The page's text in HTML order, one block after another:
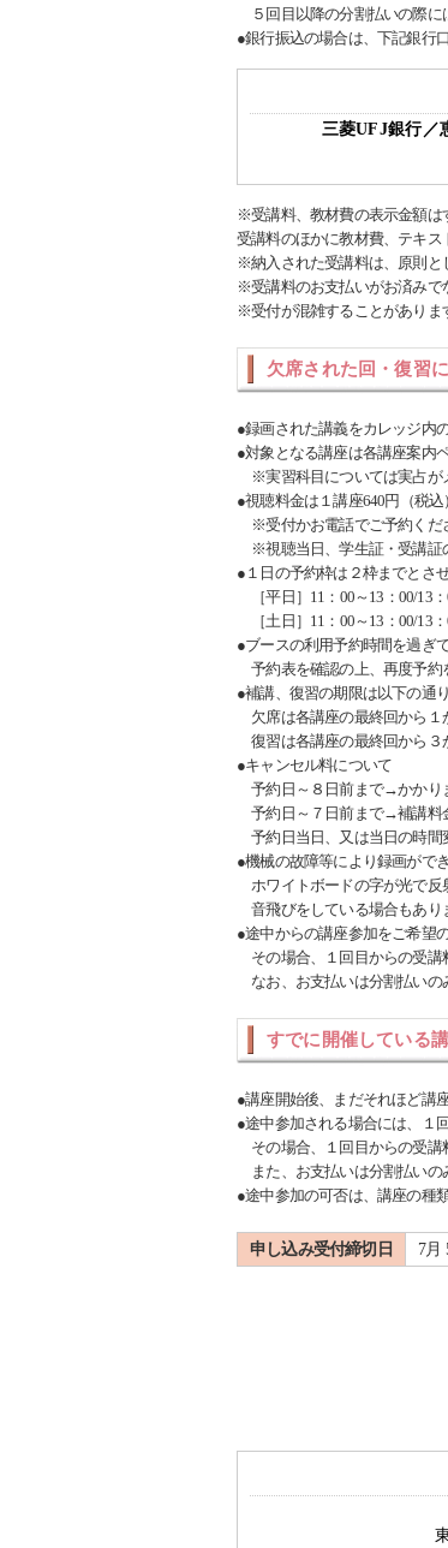
５回目以降の分割払いの際に
●銀行振込の場合は、下記銀行
三菱UFJ銀行
※受講料、教材費の表示金額は
受講料のほかに教材費、テキス
※納入された受講料は、原則と
※受講料のお支払いがお済みで
※受付が混雑することがありま
欠席された回・復習
●録画された講義をカレッジ内
●対象となる講座は各講座案内
※実習科目については実占が
●視聴料金は１講座640円（税込
※受付かお電話でご予約くだ
※視聴当日、学生証・受講証
●１日の予約枠は２枠までとさ
［平日］11：00～13：00/13
［土日］11：00～13：00/13
●ブースの利用予約時間を過ぎ
予約表を確認の上、再度予約
●補講、復習の期限は以下の通り
欠席は各講座の最終回から１
復習は各講座の最終回から３
●キャンセル料について
予約日～８日前まで→かかり
予約日～７日前まで→補講料
予約日当日、又は当日の時間
●機械の故障等により録画がで
ホワイトボードの字が光で反
音飛びをしている場合もあり
●途中からの講座参加をご希望
その場合、１回目からの受講
なお、お支払いは分割払いの
すでに開催している
●講座開始後、まだそれほど講
●途中参加される場合には、１
その場合、１回目からの受講
また、お支払いは分割払いの
●途中参加の可否は、講座の種
申し込み受付締切日 7月